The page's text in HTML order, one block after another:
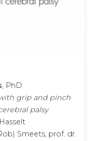
, PhD
grip and pinch
palsy
Smeets, prof. dr.